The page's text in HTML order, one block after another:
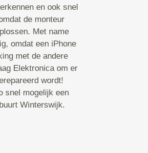
en ook snel
de monteur
Met name
omdat een iPhone
met de andere
Elektronica om er
wordt!
snel mogelijk een
Winterswijk.